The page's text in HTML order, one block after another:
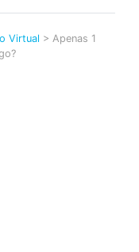
Virtual > Apenas 1